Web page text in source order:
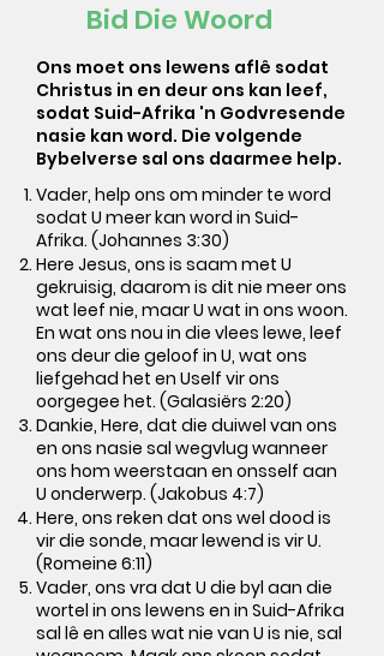
Bid Die Woord
Ons moet ons lewens aflê sodat
Christus in en deur ons kan leef,
sodat Suid-Afrika 'n Godvresende
nasie kan word. Die volgende
Bybelverse sal ons daarmee help.
Vader, help ons om minder te word
sodat U meer kan word in Suid-
Afrika. (Johannes 3:30)
Here Jesus, ons is saam met U
gekruisig, daarom is dit nie meer ons
wat leef nie, maar U wat in ons woon.
En wat ons nou in die vlees lewe, leef
ons deur die geloof in U, wat ons
liefgehad het en Uself vir ons
oorgegee het. (Galasiërs 2:20)
Dankie, Here, dat die duiwel van ons
en ons nasie sal wegvlug wanneer
ons hom weerstaan en onsself aan
U onderwerp. (Jakobus 4:7)
Here, ons reken dat ons wel dood is
vir die sonde, maar lewend is vir U.
(Romeine 6:11)
Vader, ons vra dat U die byl aan die
wortel in ons lewens en in Suid-Afrika
sal lê en alles wat nie van U is nie, sal